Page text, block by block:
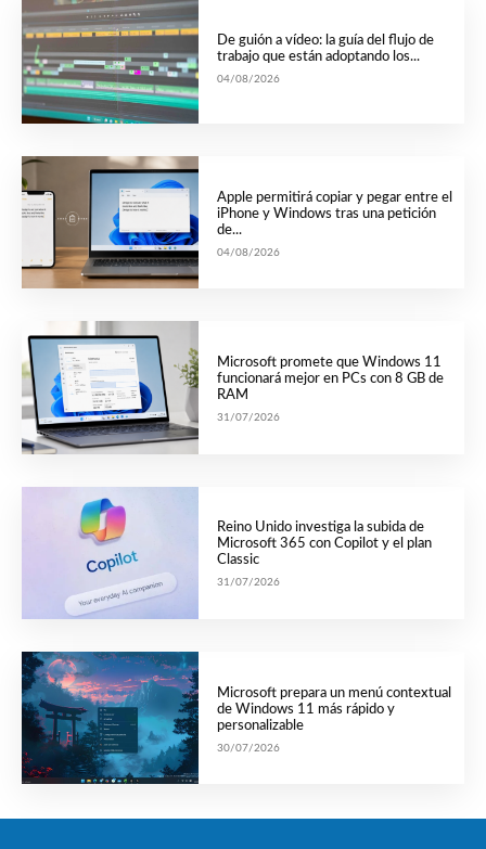
De guión a vídeo: la guía del flujo de
trabajo que están adoptando los...
04/08/2026
Apple permitirá copiar y pegar entre el
iPhone y Windows tras una petición
de...
04/08/2026
Microsoft promete que Windows 11
funcionará mejor en PCs con 8 GB de
RAM
31/07/2026
Reino Unido investiga la subida de
Microsoft 365 con Copilot y el plan
Classic
31/07/2026
Microsoft prepara un menú contextual
de Windows 11 más rápido y
personalizable
30/07/2026